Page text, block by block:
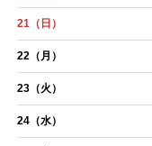
21 （日）
22 （月）
23 （火）
24 （水）